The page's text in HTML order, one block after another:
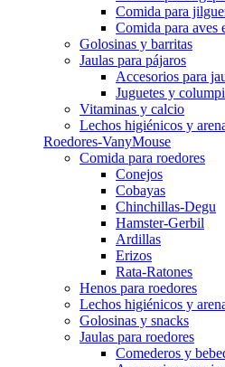
Comida para
Comida para aves
Golosinas y barritas
Jaulas para pájaros
Accesorios para
Juguetes y
Vitaminas y calcio
Lechos higiénicos y
Roedores-VanyMouse
Comida para roedores
Conejos
Cobayas
Chinchillas-Degu
Hamster-Gerbil
Ardillas
Erizos
Rata-Ratones
Henos para roedores
Lechos higiénicos y
Golosinas y snacks
Jaulas para roedores
Comederos y